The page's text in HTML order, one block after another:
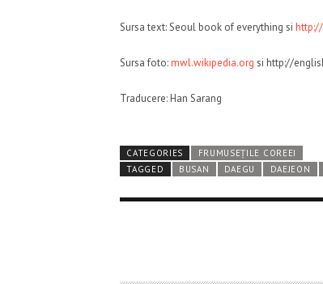
Sursa text: Seoul book of everything si
Sursa foto:mwl.wikipedia.org si http://
Traducere: Han Sarang
CATEGORIES
FRUMUSEȚILE COREEI
TAGGED
BUSAN DAEGU DAEJEON